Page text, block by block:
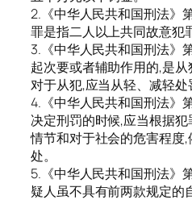
2.《中华人民共和国刑法》
罪是指二人以上共同故意犯
3.《中华人民共和国刑法》
起次要或者辅助作用的,是从
对于从犯,应当从轻、减轻处
4.《中华人民共和国刑法》
决定刑罚的时候,应当根据犯
情节和对于社会的危害程度
处。
5.《中华人民共和国刑法》
疑人虽不具有前两款规定的